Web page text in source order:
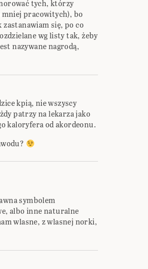
tych, którzy
pracowitych), bo
zastanawiam się, po co
wg listy tak, żeby
nazywane nagrodą,
kpią, nie wszyscy
patrzy na lekarza jako
kaloryfera od akordeonu.
symbolem
albo inne naturalne
wlasne, z wlasnej norki,